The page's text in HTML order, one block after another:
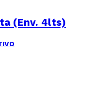
(Env. 4lts)